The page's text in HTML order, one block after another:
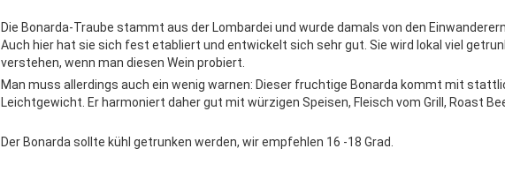
Die Bonarda-Traube stammt aus der Lombardei und wurde damals von den
Auch hier hat sie sich fest etabliert und entwickelt sich sehr gut. Sie wird lokal viel
verstehen, wenn man diesen Wein probiert.
Man muss allerdings auch ein wenig warnen: Dieser fruchtige Bonarda kommt mit
Leichtgewicht. Er harmoniert daher gut mit würzigen Speisen, Fleisch vom Grill, Roast
Der Bonarda sollte kühl getrunken werden, wir empfehlen 16 -18 Grad.